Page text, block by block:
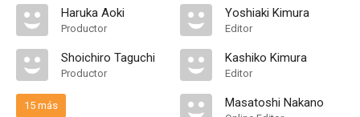
Haruka Aoki
Productor
Shoichiro Taguchi
Productor
15 más
Yoshiaki Kimura
Editor
Kashiko Kimura
Editor
Masatoshi Nakano